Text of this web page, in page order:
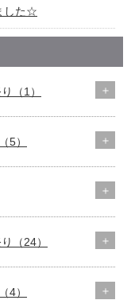
した☆
（1）
5）
（24）
4）